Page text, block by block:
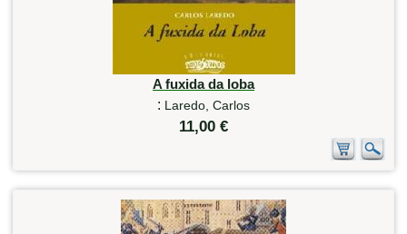
A fuxida da loba
: Laredo, Carlos
11,00 €